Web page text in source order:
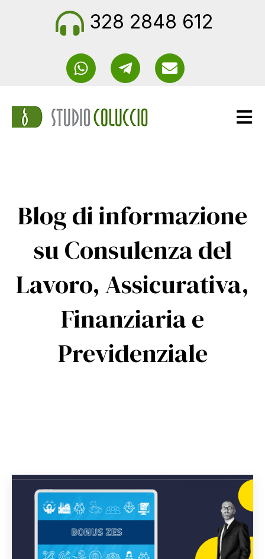
328 2848 612
Apri
Blog di informazione
su Consulenza del
Lavoro, Assicurativa,
Finanziaria e
Previdenziale